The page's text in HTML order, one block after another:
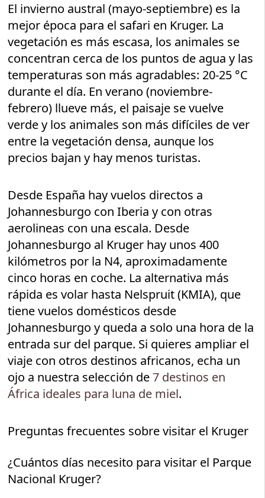
El invierno austral (mayo-septiembre) es la
mejor época para el safari en Kruger. La
vegetación es más escasa, los animales se
concentran cerca de los puntos de agua y las
temperaturas son más agradables: 20-25 °C
durante el día. En verano (noviembre-
febrero) llueve más, el paisaje se vuelve
verde y los animales son más difíciles de ver
entre la vegetación densa, aunque los
precios bajan y hay menos turistas.
Desde España hay vuelos directos a
Johannesburgo con Iberia y con otras
aerolineas con una escala. Desde
Johannesburgo al Kruger hay unos 400
kilómetros por la N4, aproximadamente
cinco horas en coche. La alternativa más
rápida es volar hasta Nelspruit (KMIA), que
tiene vuelos domésticos desde
Johannesburgo y queda a solo una hora de la
entrada sur del parque. Si quieres ampliar el
viaje con otros destinos africanos, echa un
ojo a nuestra selección de7 destinos en
África ideales para luna de miel.
Preguntas frecuentes sobre visitar el Kruger
¿Cuántos días necesito para visitar el Parque
Nacional Kruger?